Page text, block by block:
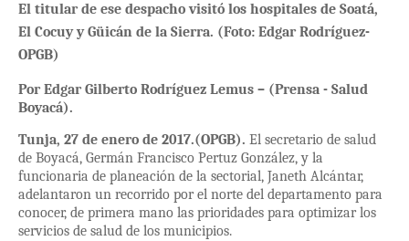
​El titular de ese despacho visitó los hospitales de Soatá,
El Cocuy y Güicán de la Sierra. (Foto: Edgar Rodríguez-
OPGB)
Por Edgar Gilberto Rodríguez Lemus – (Prensa - Salud
Boyacá).
Tunja, 27 de enero de 2017.(OPGB). El secretario de salud
de Boyacá, Germán Francisco Pertuz González, y la
funcionaria de planeación de la sectorial, Janeth Alcántar,
adelantaron un recorrido por el norte del departamento para
conocer, de primera mano las prioridades para optimizar los
servicios de salud de los municipios.